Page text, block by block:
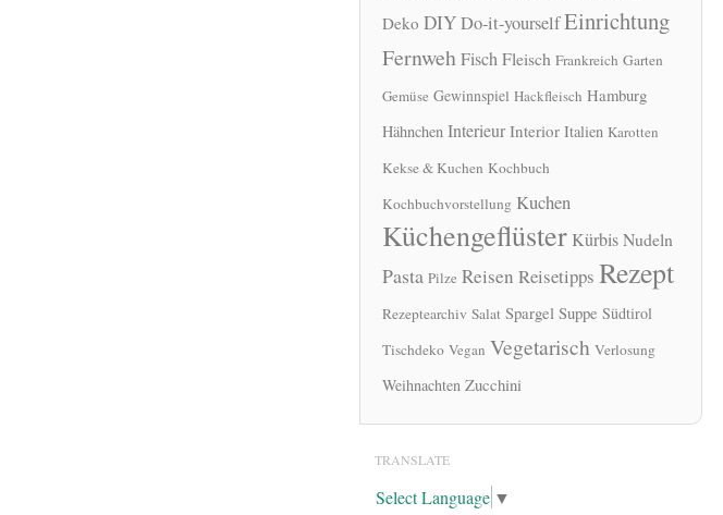
Deko DIYDo-it-yourselfEinrichtung
FernwehFischFleisch Frankreich Garten
Gemüse Gewinnspiel Hackfleisch Hamburg
Hähnchen Interieur Interior Italien Karotten
Kekse & Kuchen Kochbuch
Kochbuchvorstellung Kuchen
Küchengeflüster KürbisNudeln
Pasta Pilze Reisen Reisetipps Rezept
Rezeptearchiv Salat Spargel Suppe Südtirol
Tischdeko Vegan Vegetarisch Verlosung
Weihnachten Zucchini
TRANSLATE
Select Language ▼